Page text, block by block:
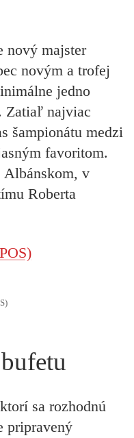
nový majster
novým a trofej
jedno
Zatiaľ najviac
šampionátu medzi
favoritom.
Albánskom, v
Roberta
sa rozhodnú
pripravený